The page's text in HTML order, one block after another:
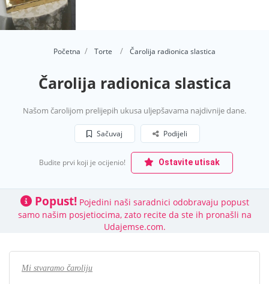
Početna Torte Čarolija radionica slastica
Čarolija radionica slastica
Našom čarolijom prelijepih ukusa uljepšavama najdivnije dane.
Sačuvaj Podijeli
Budite prvi koji je ocijenio! Ostavite utisak
Popust!Pojedini naši saradnici odobravaju popust
samo našim posjetiocima, zato recite da ste ih pronašli na
Udajemse.com.
Mi stvaramo čaroliju